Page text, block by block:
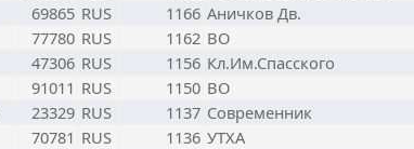
69865 RUS 1166 Аничков Дв.
77780 RUS 1162 ВО
47306 RUS 1156 Кл.Им.Спасского
91011 RUS 1150 ВО
23329 RUS 1137 Современник
70781 RUS 1136 УТХА